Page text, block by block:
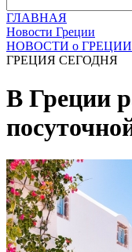
ГЛАВНАЯ
Новости Греции
НОВОСТИ о ГРЕЦИИ
ГРЕЦИЯ СЕГОДНЯ
В Греции